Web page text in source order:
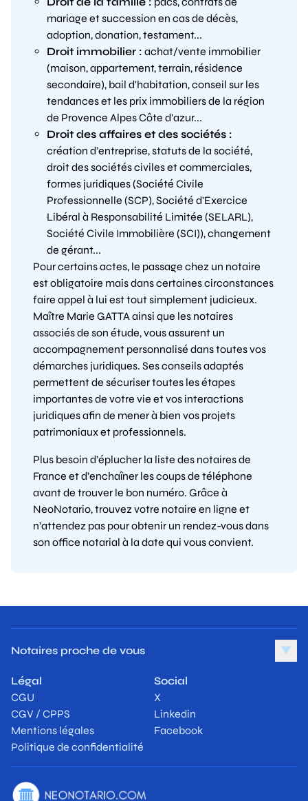
mariage et succession en cas de décès,
adoption, donation, testament...
Droit immobilier : achat/vente immobilier
(maison, appartement, terrain, résidence
secondaire), bail d'habitation, conseil sur les
tendances et les prix immobiliers de la région
de Provence Alpes Côte d'azur...
Droit des affaires et des sociétés :
création d’entreprise, statuts de la société,
droit des sociétés civiles et commerciales,
formes juridiques (Société Civile
Professionnelle (SCP), Société d'Exercice
Libéral à Responsabilité Limitée (SELARL),
Société Civile Immobilière (SCI)), changement
de gérant...
Pour certains actes, le passage chez un notaire
est obligatoire mais dans certaines circonstances
faire appel à lui est tout simplement judicieux.
Maître Marie GATTA ainsi que les notaires
associés de son étude, vous assurent un
accompagnement personnalisé dans toutes vos
démarches juridiques. Ses conseils adaptés
permettent de sécuriser toutes les étapes
importantes de votre vie et vos interactions
juridiques afin de mener à bien vos projets
patrimoniaux et professionnels.
Plus besoin d’éplucher la liste des notaires de
France et d’enchaîner les coups de téléphone
avant de trouver le bon numéro. Grâce à
NeoNotario, trouvez votre notaire en ligne et
n’attendez pas pour obtenir un rendez-vous dans
son office notarial à la date qui vous convient.
Notaires proche de vous ▼
Légal
CGU
CGV / CPPS
Mentions légales
Politique de confidentialité
Social
X
Linkedin
Facebook